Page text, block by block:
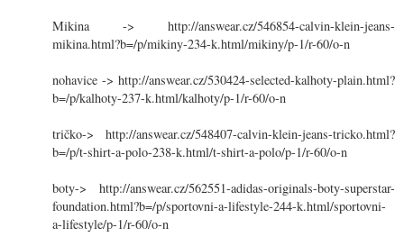
Mikina -> http://answear.cz/546854-calvin-klein-jeans-
mikina.html?b=/p/mikiny-234-k.html/mikiny/p-1/r-60/o-n
nohavice -> http://answear.cz/530424-selected-kalhoty-plain.html?
b=/p/kalhoty-237-k.html/kalhoty/p-1/r-60/o-n
tričko-> http://answear.cz/548407-calvin-klein-jeans-tricko.html?
b=/p/t-shirt-a-polo-238-k.html/t-shirt-a-polo/p-1/r-60/o-n
boty-> http://answear.cz/562551-adidas-originals-boty-superstar-
foundation.html?b=/p/sportovni-a-lifestyle-244-k.html/sportovni-
a-lifestyle/p-1/r-60/o-n